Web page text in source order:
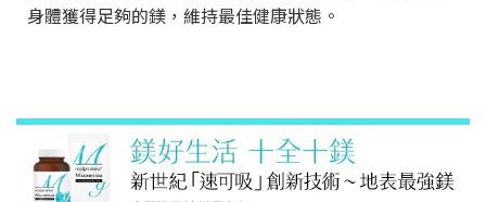
身體獲得足夠的鎂，維持最佳健康狀態。